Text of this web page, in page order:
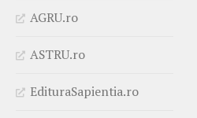
AGRU.ro
ASTRU.ro
EdituraSapientia.ro